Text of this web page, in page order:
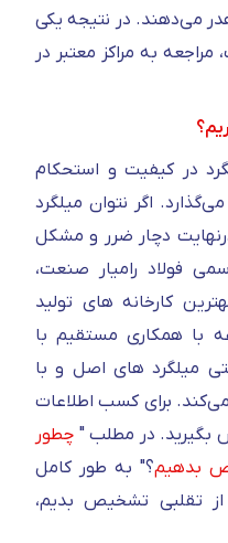
می‌دهند. در نتیجه یکی
مراجعه به مراکز معتبر در
در کیفیت و استحکام
اگر نتوان میلگرد
دچار ضرر و مشکل
فولاد رامیار صنعت،
کارخانه های تولید
با همکاری مستقیم با
میلگرد های اصل و با
برای کسب اطلاعات
چطور
بدهیم؟" به طور کامل
تقلبی تشخیص بدیم،